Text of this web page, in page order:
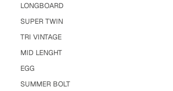
LONGBOARD
SUPER TWIN
TRI VINTAGE
MID LENGHT
EGG
SUMMER BOLT